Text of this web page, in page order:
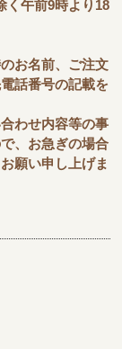
く午前9時より18
お名前、ご注文
話番号の記載を
わせ内容等の事
、お急ぎの場合
願い申し上げま